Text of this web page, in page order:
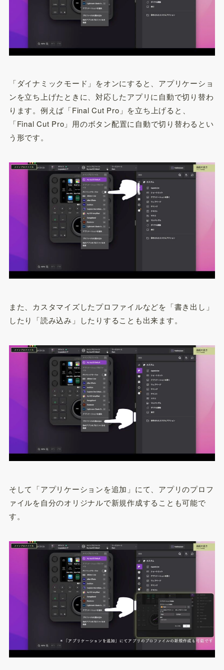
「ダイナミックモード」をオンにすると、アプリケーショ
ンを立ち上げたときに、対応したアプリに自動で切り替わ
ります。例えば「Final Cut Pro」を立ち上げると、
「Final Cut Pro」用のボタン配置に自動で切り替わるとい
う形です。
また、カスタマイズしたプロファイルなどを「書き出し」
したり「読み込み」したりすることも出来ます。
そして「アプリケーションを追加」にて、アプリのプロフ
ァイルを自分のオリジナルで新規作成することも可能で
す。